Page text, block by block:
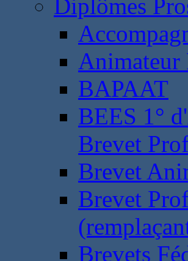
Diplômes
Animateur
BAPAAT
BEES 1°
Brevet
Brevet
Brevet
Brevets